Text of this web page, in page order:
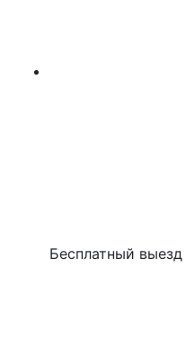
Бесплатный выезд